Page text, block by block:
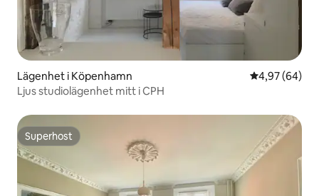
Lägenhet i Köpenhamn 4,97 av 5 i
4,97 (64)
Ljus studiolägenhet mitt i CPH
Superhost
Superhost